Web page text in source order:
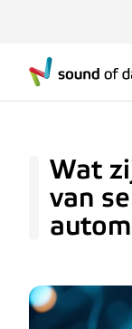
Wat
van